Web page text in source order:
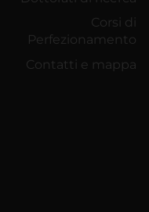
Corsi di
Perfezionamento
Contatti e mappa